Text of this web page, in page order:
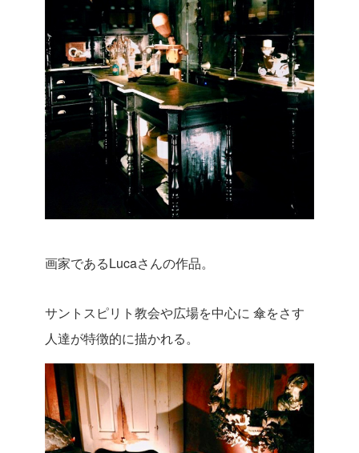
画家であるLucaさんの作品。
サントスピリト教会や広場を中心に 傘をさす
人達が特徴的に描かれる。